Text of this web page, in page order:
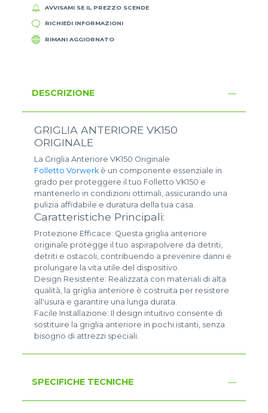
AVVISAMI SE IL PREZZO SCENDE
RICHIEDI INFORMAZIONI
RIMANI AGGIORNATO
DESCRIZIONE
GRIGLIA ANTERIORE VK150
ORIGINALE
La Griglia Anteriore VK150 Originale
Folletto Vorwerkè un componente essenziale in
grado per proteggere il tuo Folletto VK150 e
mantenerlo in condizioni ottimali, assicurando una
pulizia affidabile e duratura della tua casa.
Caratteristiche Principali:
Protezione Efficace: Questa griglia anteriore
originale protegge il tuo aspirapolvere da detriti,
detriti e ostacoli, contribuendo a prevenire danni e
prolungare la vita utile del dispositivo.
Design Resistente: Realizzata con materiali di alta
qualità, la griglia anteriore è costruita per resistere
all'usura e garantire una lunga durata.
Facile Installazione: Il design intuitivo consente di
sostituire la griglia anteriore in pochi istanti, senza
bisogno di attrezzi speciali.
SPECIFICHE TECNICHE